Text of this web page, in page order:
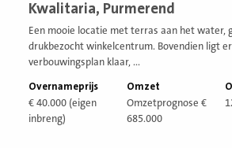
Kwalitaria, Purmerend
Een mooie locatie met terras aan het water,
drukbezocht winkelcentrum. Bovendien ligt er
verbouwingsplan klaar, ...
Overnameprijs
€ 40.000 (eigen
inbreng)
Omzet
Omzetprognose €
685.000
vestiging